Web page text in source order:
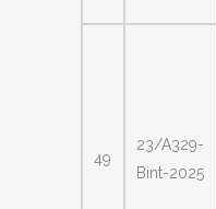
49
23/A329-
Bint-2025